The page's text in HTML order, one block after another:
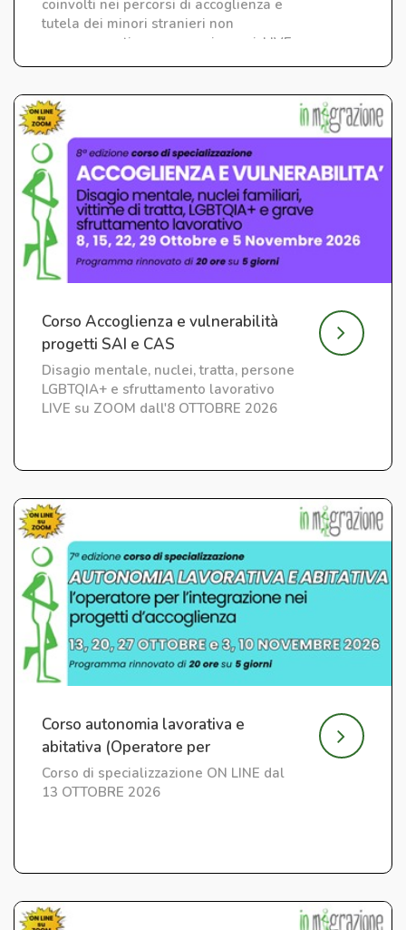
coinvolti nei percorsi di accoglienza e
tutela dei minori stranieri non
accompagnati e neo maggiorenni. LIVE
Corso Accoglienza e vulnerabilità
progetti SAI e CAS
Disagio mentale, nuclei, tratta, persone
LGBTQIA+ e sfruttamento lavorativo
LIVE su ZOOM dall'8 OTTOBRE 2026
Corso autonomia lavorativa e
abitativa (Operatore per
l'Integrazione) ed. 7
Corso di specializzazione ON LINE dal
13 OTTOBRE 2026